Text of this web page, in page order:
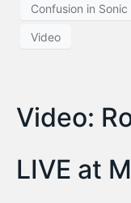
Confusion in
Video
Video:
LIVE at